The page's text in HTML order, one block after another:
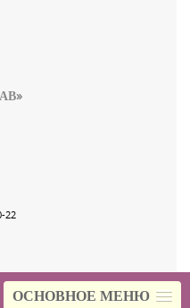
ОСНОВНОЕ МЕНЮ
22